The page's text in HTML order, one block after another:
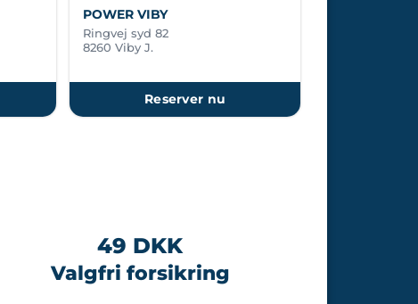
POWER VIBY
Ringvej syd 82
8260 Viby J.
Reserver nu
49 DKK
Valgfri forsikring